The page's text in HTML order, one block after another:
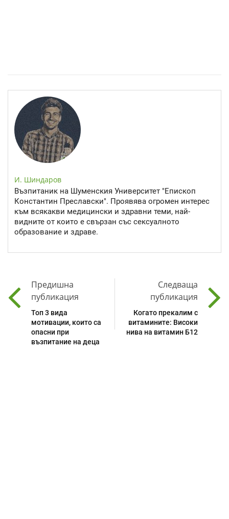
И. Шиндаров
Възпитаник на Шуменския Университет "Епископ
Константин Преславски". Проявява огромен интерес
към всякакви медицински и здравни теми, най-
видните от които е свързан със сексуалното
образование и здраве.
Предишна
публикация
Топ 3 вида
мотивации, които са
опасни при
възпитание на деца
Следваща
публикация
Когато прекалим с
витамините: Високи
нива на витамин Б12